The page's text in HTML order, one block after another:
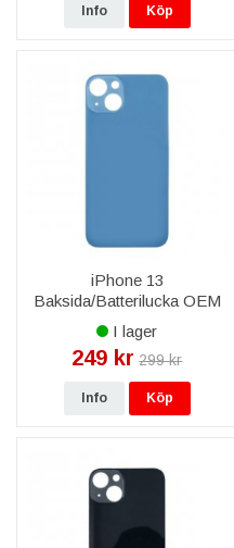
Info Köp
iPhone 13
Baksida/Batterilucka OEM
Baksida Glas med
Självhäftande tejp - Blå
I lager
249 kr 299 kr
Info Köp